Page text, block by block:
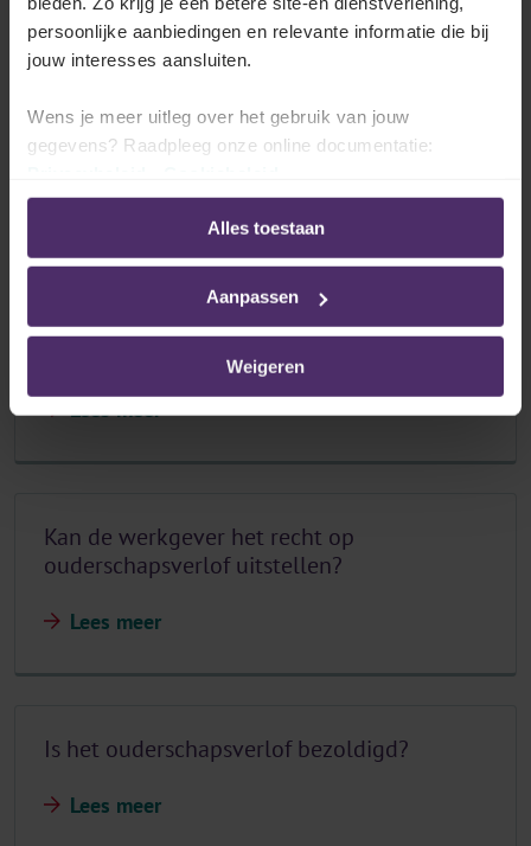
persoonlijke aanbiedingen en relevante informatie die bij
jouw interesses aansluiten.
Wens je meer uitleg over het gebruik van jouw
gegevens? Raadpleeg onze online documentatie:
Alles toestaan
Aanpassen
Weigeren
Is het ouderschapsverlof een recht voor de
werknemer?
Lees meer
Hoe moet de werknemer zijn aanvraag
indienen bij de werkgever?
Lees meer
Kan de werkgever het recht op
ouderschapsverlof uitstellen?
Lees meer
Is het ouderschapsverlof bezoldigd?
Lees meer